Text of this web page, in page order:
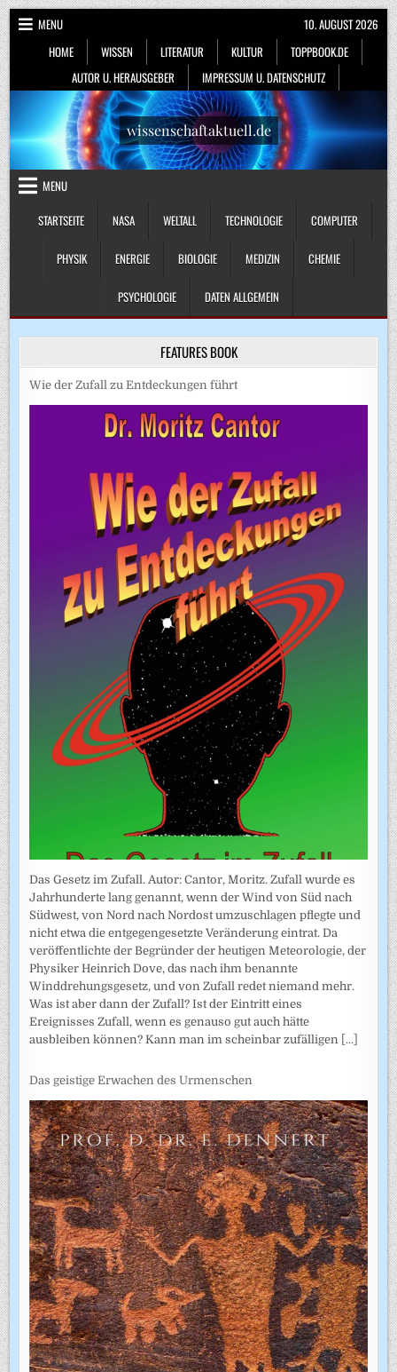
Skip
to
content
MENU
HOME
WISSEN LITERATUR KULTUR
TOPPBOOK.DE
AUTOR U. HERAUSGEBER
IMPRESSUM U. DATENSCHUTZ
10. AUGUST 2026
wissenschaftaktuell.de
MENU
STARTSEITE
NASA WELTALL TECHNOLOGIE COMPUTER
PHYSIK ENERGIE BIOLOGIE MEDIZIN CHEMIE
PSYCHOLOGIE DATEN ALLGEMEIN
FEATURES BOOK
Wie der Zufall zu Entdeckungen führt
Das Gesetz im Zufall. Autor: Cantor, Moritz. Zufall wurde es
Jahrhunderte lang genannt, wenn der Wind von Süd nach
Südwest, von Nord nach Nordost umzuschlagen pflegte und
nicht etwa die entgegengesetzte Veränderung eintrat. Da
veröffentlichte der Begründer der heutigen Meteorologie, der
Physiker Heinrich Dove, das nach ihm benannte
Winddrehungsgesetz, und von Zufall redet niemand mehr.
Was ist aber dann der Zufall? Ist der Eintritt eines
Ereignisses Zufall, wenn es genauso gut auch hätte
ausbleiben können? Kann man im scheinbar zufälligen [...]
Das geistige Erwachen des Urmenschen